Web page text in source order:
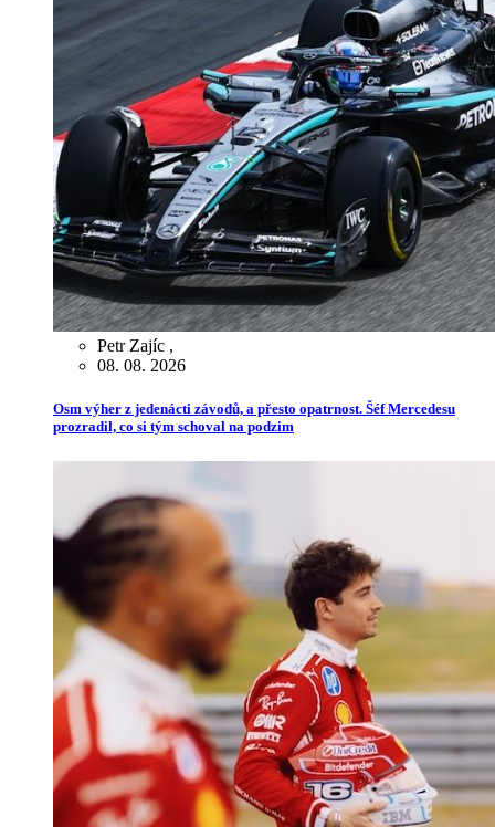
Petr Zajíc ,
08. 08. 2026
Osm výher z jedenácti závodů, a přesto opatrnost. Šéf Mercedesu
prozradil, co si tým schoval na podzim